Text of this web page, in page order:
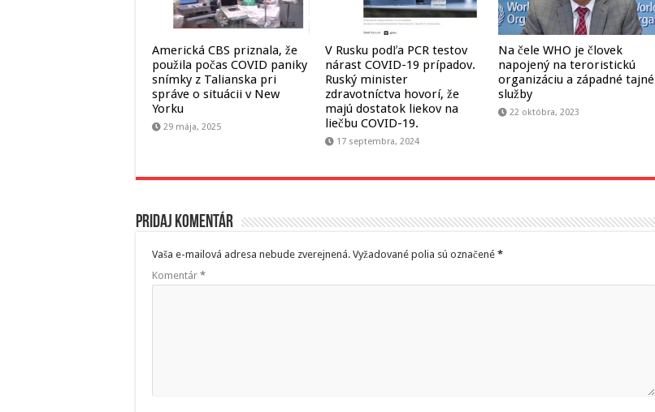
Americká CBS priznala, že
použila počas COVID paniky
snímky z Talianska pri
správe o situácii v New
Yorku
29 mája, 2025
V Rusku podľa PCR testov
nárast COVID-19 prípadov.
Ruský minister
zdravotníctva hovorí, že
majú dostatok liekov na
liečbu COVID-19.
17 septembra, 2024
Na čele WHO je človek
napojený na teroristickú
organizáciu a západné tajné
služby
22 októbra, 2023
Pridaj komentár
Vaša e-mailová adresa nebude zverejnená. Vyžadované polia sú označené *
Komentár *